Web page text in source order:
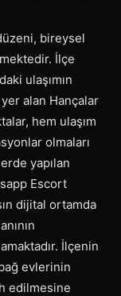
bireysel
İlçe
ulaşımın
alan Hançalar
hem ulaşım
olmaları
yapılan
Escort
dijital ortamda
İlçenin
evlerinin
edilmesine